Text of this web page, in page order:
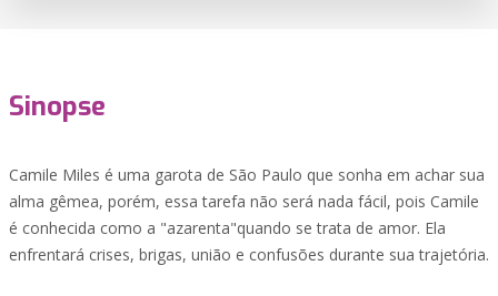
Sinopse
Camile Miles é uma garota de São Paulo que sonha em achar sua
alma gêmea, porém, essa tarefa não será nada fácil, pois Camile
é conhecida como a "azarenta"quando se trata de amor. Ela
enfrentará crises, brigas, união e confusões durante sua trajetória.